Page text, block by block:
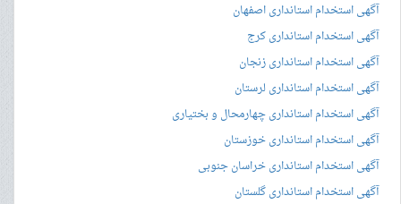
آگهی استخدام استانداری اصفهان
آگهی استخدام استانداری کرج
آگهی استخدام استانداری زنجان
آگهی استخدام استانداری لرستان
آگهی استخدام استانداری چهارمحال و بختیاری
آگهی استخدام استانداری خوزستان
آگهی استخدام استانداری خراسان جنوبی
آگهی استخدام استانداری گلستان